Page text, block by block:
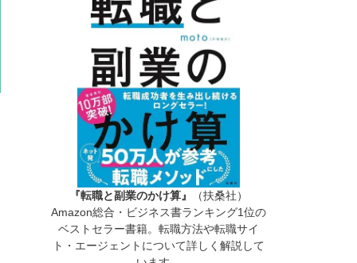
『転職と副業のかけ算』
（扶桑社）
Amazon総合・ビジネス書ランキング1位の
ベストセラー書籍。転職方法や転職サイ
ト・エージェントについて詳しく解説して